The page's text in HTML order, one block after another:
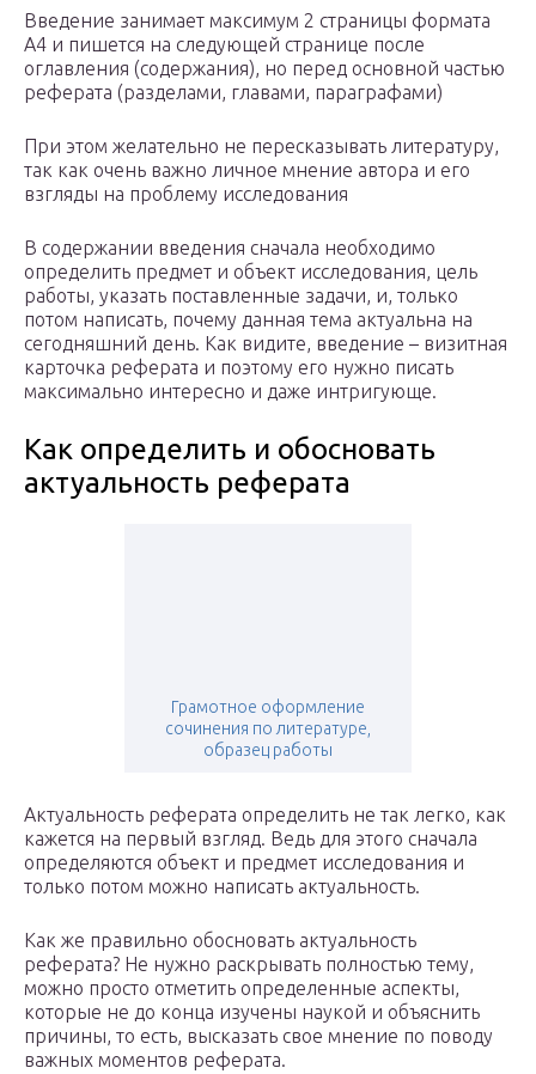
Введение занимает максимум 2 страницы формата
А4 и пишется на следующей странице после
оглавления (содержания), но перед основной частью
реферата (разделами, главами, параграфами)
При этом желательно не пересказывать литературу,
так как очень важно личное мнение автора и его
взгляды на проблему исследования
В содержании введения сначала необходимо
определить предмет и объект исследования, цель
работы, указать поставленные задачи, и, только
потом написать, почему данная тема актуальна на
сегодняшний день. Как видите, введение – визитная
карточка реферата и поэтому его нужно писать
максимально интересно и даже интригующе.
Как определить и обосновать
актуальность реферата
Грамотное оформление
сочинения по литературе,
образец работы
Актуальность реферата определить не так легко, как
кажется на первый взгляд. Ведь для этого сначала
определяются объект и предмет исследования и
только потом можно написать актуальность.
Как же правильно обосновать актуальность
реферата? Не нужно раскрывать полностью тему,
можно просто отметить определенные аспекты,
которые не до конца изучены наукой и объяснить
причины, то есть, высказать свое мнение по поводу
важных моментов реферата.